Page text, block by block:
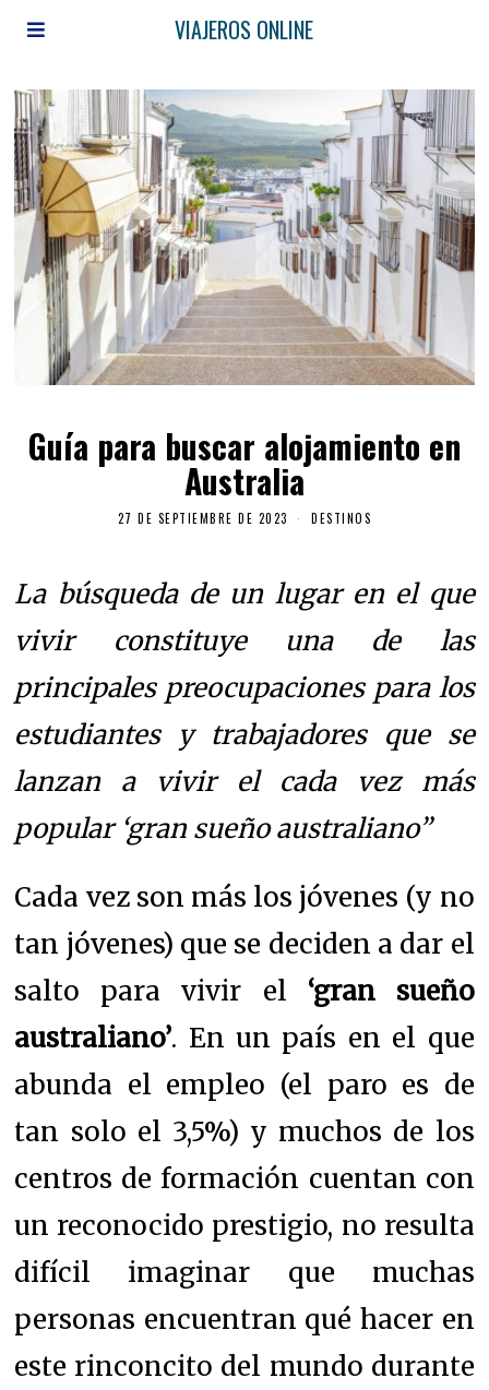
VIAJEROS ONLINE
Guía para buscar alojamiento en
Australia
27 DE SEPTIEMBRE DE 2023 DESTINOS
La búsqueda de un lugar en el que
vivir constituye una de las
principales preocupaciones para los
estudiantes y trabajadores que se
lanzan a vivir el cada vez más
popular ‘gran sueño australiano”
Cada vez son más los jóvenes (y no
tan jóvenes) que se deciden a dar el
salto para vivir el ‘gran sueño
australiano’. En un país en el que
abunda el empleo (el paro es de
tan solo el 3,5%) y muchos de los
centros de formación cuentan con
un reconocido prestigio, no resulta
difícil imaginar que muchas
personas encuentran qué hacer en
este rinconcito del mundo durante